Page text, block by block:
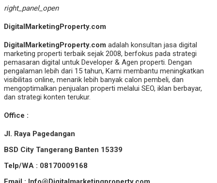
right_panel_open
DigitalMarketingProperty.com
DigitalMarketingProperty.com adalah konsultan jasa digital
marketing properti terbaik sejak 2008, berfokus pada strategi
pemasaran digital untuk Developer & Agen properti. Dengan
pengalaman lebih dari 15 tahun, Kami membantu meningkatkan
visibilitas online, menarik lebih banyak calon pembeli, dan
mengoptimalkan penjualan properti melalui SEO, iklan berbayar,
dan strategi konten terukur.
Office :
Jl. Raya Pagedangan
BSD City Tangerang Banten 15339
Telp/WA : 08170009168